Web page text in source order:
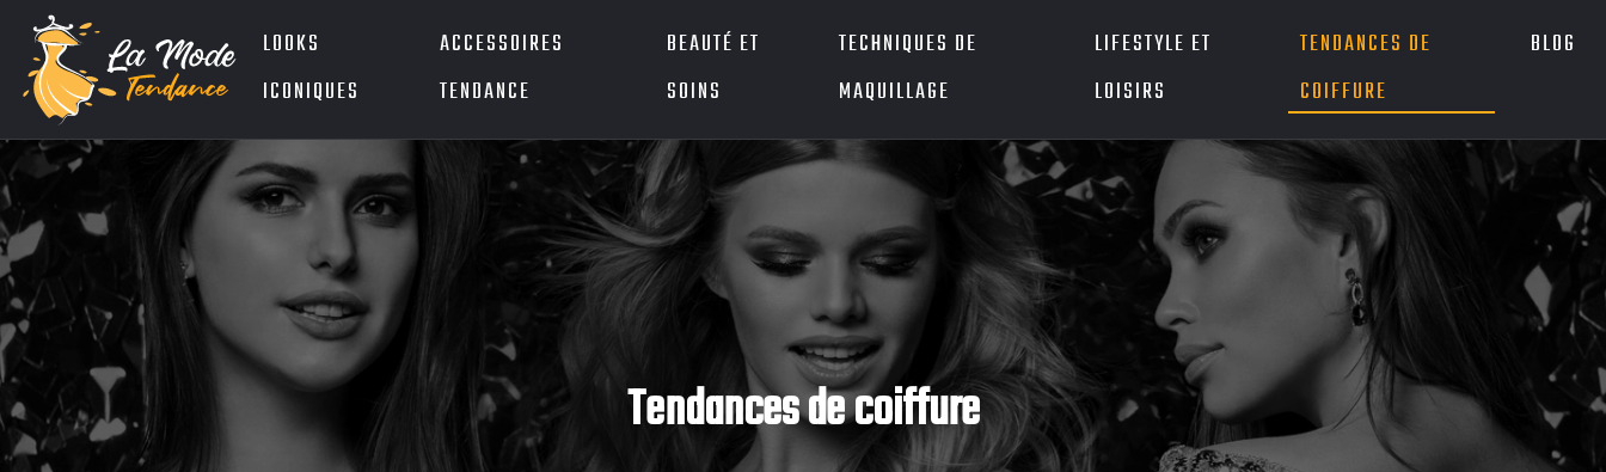
LOOKS
ICONIQUES
ACCESSOIRES
TENDANCE
BEAUTÉ ET
SOINS
TECHNIQUES DE
MAQUILLAGE
LIFESTYLE ET
LOISIRS
TENDANCES DE
COIFFURE
BLOG
Tendances de coiffure